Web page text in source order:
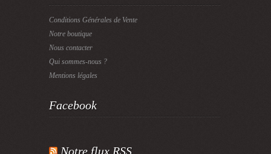
Conditions Générales de Vente
Notre boutique
Nous contacter
Qui sommes-nous ?
Mentions légales
Facebook
Notre flux RSS